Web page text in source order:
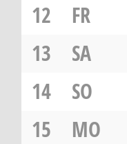
12
FR
13
SA
14
SO
15
MO